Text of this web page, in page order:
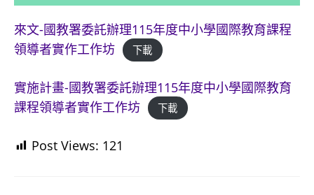
來文-國教署委託辦理115年度中小學國際教育課程
領導者實作工作坊
下載
實施計畫-國教署委託辦理115年度中小學國際教育
課程領導者實作工作坊
下載
Post Views: 121